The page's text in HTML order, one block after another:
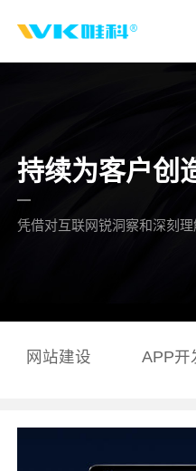
持续为客户创
凭借对互联网锐洞察和深刻理
网站建设 APP开